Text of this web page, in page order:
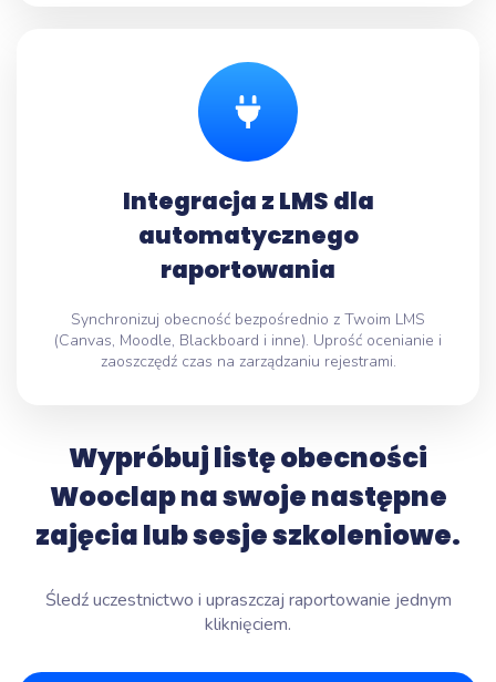
Integracja z LMS dla
automatycznego
raportowania
Synchronizuj obecność bezpośrednio z Twoim LMS
(Canvas, Moodle, Blackboard i inne). Uprość ocenianie i
zaoszczędź czas na zarządzaniu rejestrami.
Wypróbuj listę obecności
Wooclap na swoje następne
zajęcia lub sesje szkoleniowe.
Śledź uczestnictwo i upraszczaj raportowanie jednym
kliknięciem.